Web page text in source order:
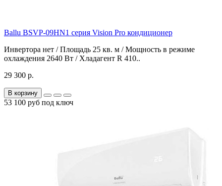
Ballu BSVP-09HN1 серия Vision Pro кондиционер
Инвертора нет / Площадь 25 кв. м / Мощность в режиме
охлаждения 2640 Вт / Хладагент R 410..
29 300 р.
В корзину
53 100 руб под ключ